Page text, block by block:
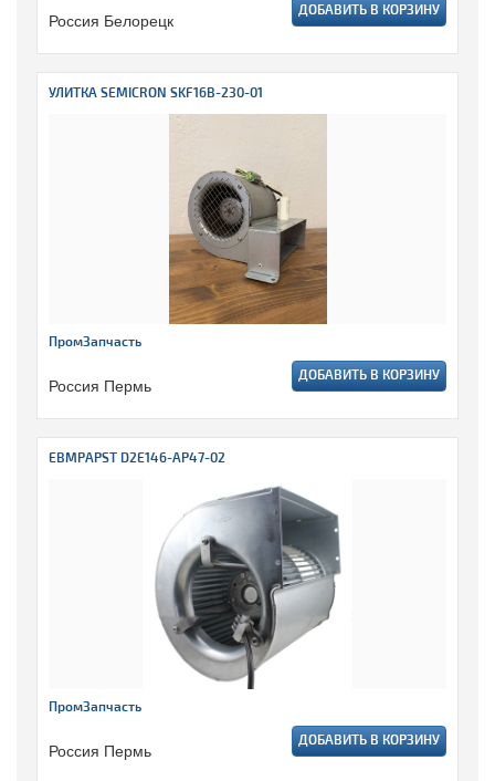
Россия Белорецк ДОБАВИТЬ В КОРЗИНУ
УЛИТКА SEMICRON SKF16B-230-01
ПромЗапчасть
Россия Пермь ДОБАВИТЬ В КОРЗИНУ
EBMPAPST D2E146-AP47-02
ПромЗапчасть
Россия Пермь ДОБАВИТЬ В КОРЗИНУ